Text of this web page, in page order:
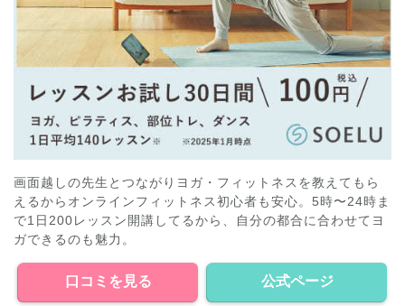
画面越しの先生とつながりヨガ・フィットネスを教えてもら
えるからオンラインフィットネス初心者も安心。5時〜24時ま
で1日200レッスン開講してるから、自分の都合に合わせてヨ
ガできるのも魅力。
口コミを見る 公式ページ